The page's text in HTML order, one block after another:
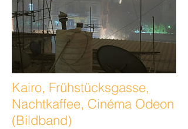
Kairo, Frühstücksgasse,
Nachtkaffee, Cinéma Odeon
(Bildband)